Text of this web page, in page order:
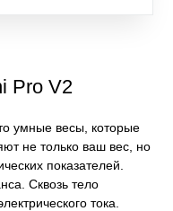
Pro V2
умные весы, которые
не только ваш вес, но
показателей.
Сквозь тело
тока.